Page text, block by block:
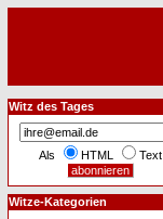
Witz des Tages
Als HTML Text
Witze-Kategorien